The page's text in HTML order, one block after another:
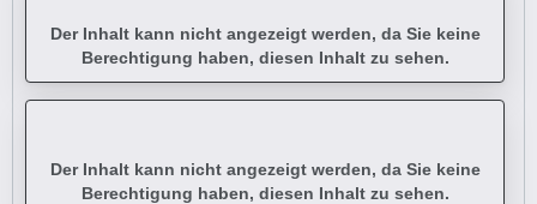
Der Inhalt kann nicht angezeigt werden, da Sie keine
Berechtigung haben, diesen Inhalt zu sehen.
Der Inhalt kann nicht angezeigt werden, da Sie keine
Berechtigung haben, diesen Inhalt zu sehen.